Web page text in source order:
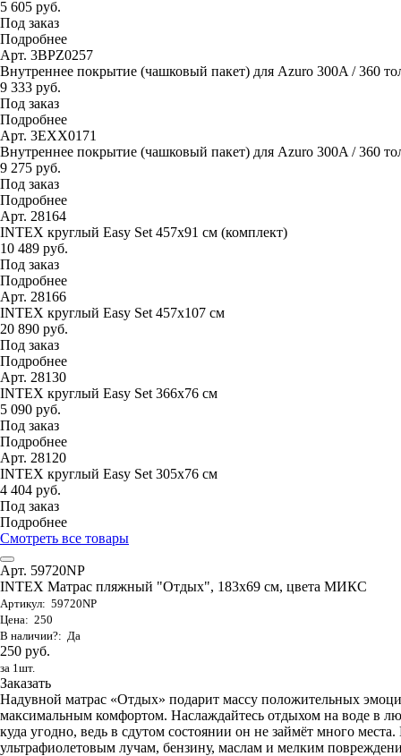
5 605 руб.
Под заказ
Подробнее
Арт. 3BPZ0257
Внутреннее покрытие (чашковый пакет) для Azuro 300A / 360
9 333 руб.
Под заказ
Подробнее
Арт. 3EXX0171
Внутреннее покрытие (чашковый пакет) для Azuro 300A / 360
9 275 руб.
Под заказ
Подробнее
Арт. 28164
INTEX круглый Easy Set 457х91 см (комплект)
10 489 руб.
Под заказ
Подробнее
Арт. 28166
INTEX круглый Easy Set 457х107 см
20 890 руб.
Под заказ
Подробнее
Арт. 28130
INTEX круглый Easy Set 366х76 см
5 090 руб.
Под заказ
Подробнее
Арт. 28120
INTEX круглый Easy Set 305х76 см
4 404 руб.
Под заказ
Подробнее
Смотреть все товары
Арт. 59720NP
INTEX Матрас пляжный "Отдых", 183х69 см, цвета МИКС
Артикул: 59720NP
Цена: 250
В наличии?: Да
250 руб.
за 1шт.
Заказать
Надувной матрас «Отдых» подарит массу положительных
максимальным комфортом. Наслаждайтесь отдыхом на воде в
куда угодно, ведь в сдутом состоянии он не займёт много
ультрафиолетовым лучам, бензину, маслам и мелким